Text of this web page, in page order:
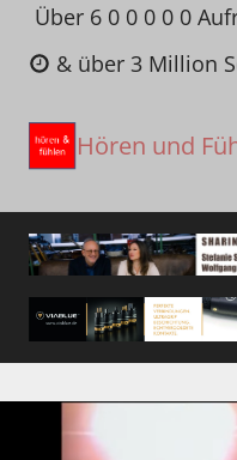
Zum
Inhalt
springen
Über 6 0 0 0 0 0
& über 3 Million
Hören und